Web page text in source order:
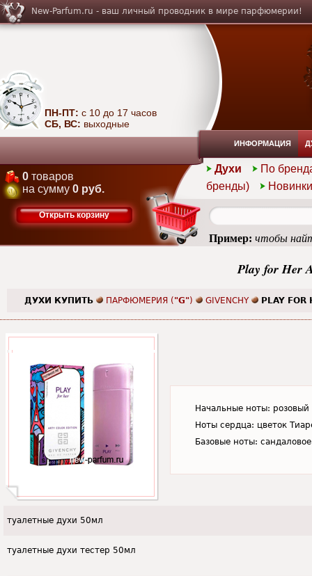
Play for Her
ДУХИ КУПИТЬ ПАРФЮМЕРИЯ ( "G") GIVENCHY PLAY FOR
Начальные ноты:
Ноты сердца: цветок
Базовые ноты:
туалетные духи 50мл
туалетные духи тестер 50мл
New-Parfum.ru - ваш личный проводник в мире парфюмерии!
ПН-ПТ: с 10 до 17 часов
СБ, ВС: выходные
ИНФОРМАЦИЯ
Духи
По
бренды)
Новинки
0 товаров
на сумму 0 руб.
Открыть корзину
Пример: чтобы